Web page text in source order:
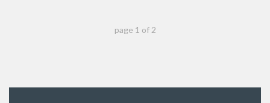
page 1 of 2